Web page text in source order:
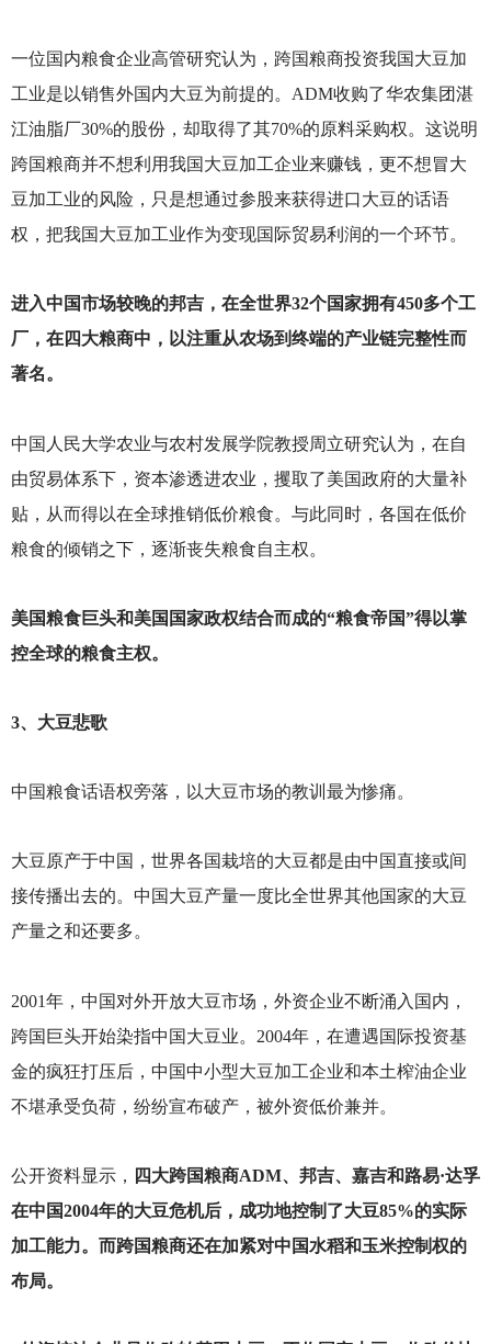
一位国内粮食企业高管研究认为，跨国粮商投资我国大豆加
工业是以销售外国内大豆为前提的。ADM收购了华农集团湛
江油脂厂30%的股份，却取得了其70%的原料采购权。这说明
跨国粮商并不想利用我国大豆加工企业来赚钱，更不想冒大
豆加工业的风险，只是想通过参股来获得进口大豆的话语
权，把我国大豆加工业作为变现国际贸易利润的一个环节。
进入中国市场较晚的邦吉，在全世界32个国家拥有450多个工
厂，在四大粮商中，以注重从农场到终端的产业链完整性而
著名。
中国人民大学农业与农村发展学院教授周立研究认为，在自
由贸易体系下，资本渗透进农业，攫取了美国政府的大量补
贴，从而得以在全球推销低价粮食。与此同时，各国在低价
粮食的倾销之下，逐渐丧失粮食自主权。
美国粮食巨头和美国国家政权结合而成的“粮食帝国”得以掌
控全球的粮食主权。
3、大豆悲歌
中国粮食话语权旁落，以大豆市场的教训最为惨痛。
大豆原产于中国，世界各国栽培的大豆都是由中国直接或间
接传播出去的。中国大豆产量一度比全世界其他国家的大豆
产量之和还要多。
2001年，中国对外开放大豆市场，外资企业不断涌入国内，
跨国巨头开始染指中国大豆业。2004年，在遭遇国际投资基
金的疯狂打压后，中国中小型大豆加工企业和本土榨油企业
不堪承受负荷，纷纷宣布破产，被外资低价兼并。
公开资料显示， 四大跨国粮商ADM、邦吉、嘉吉和路易·达孚
在中国2004年的大豆危机后，成功地控制了大豆85%的实际
加工能力。而跨国粮商还在加紧对中国水稻和玉米控制权的
布局。